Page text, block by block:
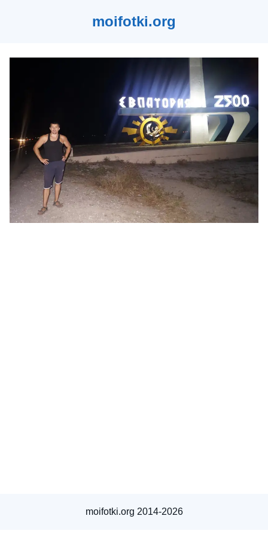
moifotki.org
moifotki.org 2014-2026